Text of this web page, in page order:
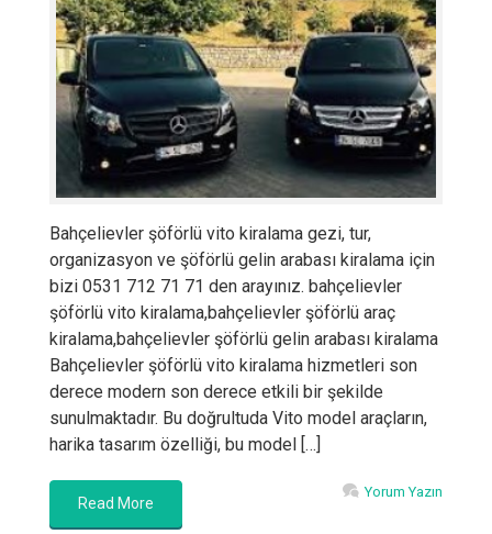
Bahçelievler şöförlü vito kiralama gezi, tur,
organizasyon ve şöförlü gelin arabası kiralama için
bizi 0531 712 71 71 den arayınız. bahçelievler
şöförlü vito kiralama,bahçelievler şöförlü araç
kiralama,bahçelievler şöförlü gelin arabası kiralama
Bahçelievler şöförlü vito kiralama hizmetleri son
derece modern son derece etkili bir şekilde
sunulmaktadır. Bu doğrultuda Vito model araçların,
harika tasarım özelliği, bu model […]
Read More
Yorum Yazın